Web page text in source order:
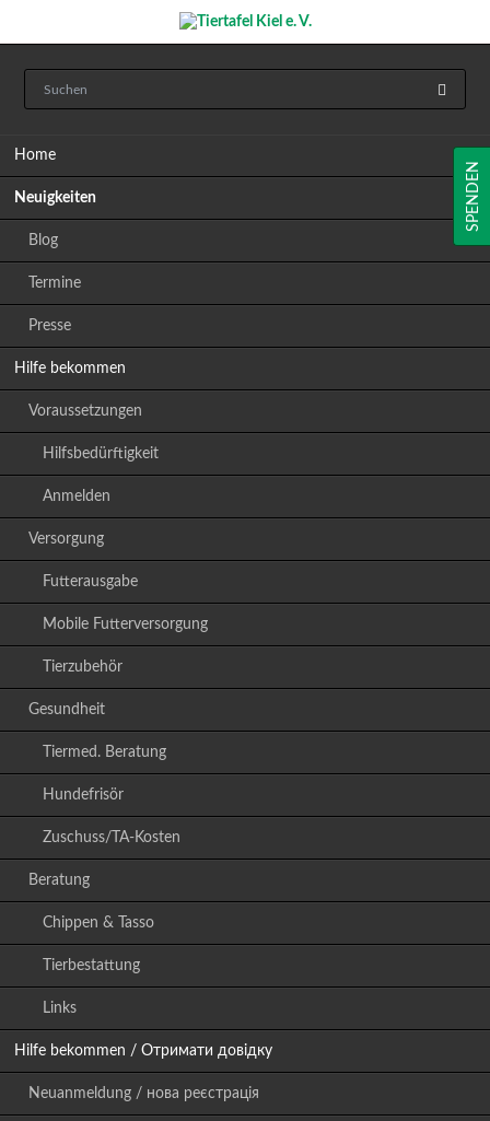
Home
Neuigkeiten
Blog
Termine
Presse
Hilfe bekommen
Voraussetzungen
Hilfsbedürftigkeit
Anmelden
Versorgung
Futterausgabe
Mobile Futterversorgung
Tierzubehör
Gesundheit
Tiermed. Beratung
Hundefrisör
Zuschuss/TA-Kosten
Beratung
Chippen & Tasso
Tierbestattung
Links
Hilfe bekommen / Отримати довідку
Neuanmeldung / нова реєстрація
SPENDEN